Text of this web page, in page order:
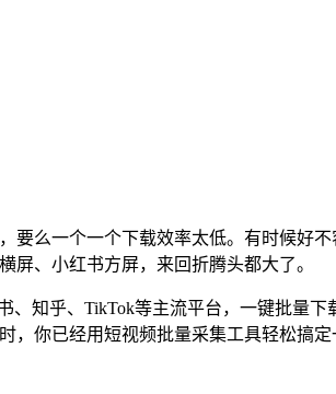
要么一个一个下载效率太低。有时候好
、小红书方屏，来回折腾头都大了。
知乎、TikTok等主流平台，一键批量下
你已经用短视频批量采集工具轻松搞